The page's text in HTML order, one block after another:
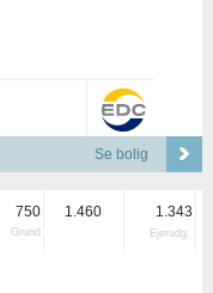
Se bolig
750
Grund
1.460 1.343
Ejerudg.